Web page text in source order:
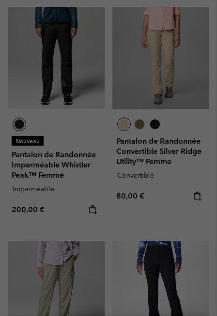
Nouveau
Pantalon de Randonnée
Imperméable Whistler
Peak™ Femme
Imperméable
Regular price:
200,00 €
Pantalon de Randonnée
Convertible Silver Ridge
Utility™ Femme
Convertible
Regular price:
80,00 €